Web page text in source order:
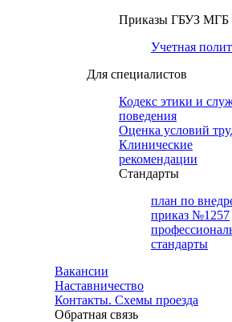
Приказы ГБУЗ МГБ
Учетная
Для специалистов
Кодекс этики и
поведения
Оценка условий
Клинические
рекомендации
Cтандарты
план по
приказ №1257
стандарты
Вакансии
Наставничество
Контакты. Схемы проезда
Обратная связь